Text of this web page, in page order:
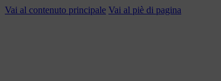
Vai al contenuto principale Vai al piè di pagina